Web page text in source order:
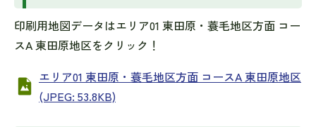
印刷用地図データはエリア01 東田原・蓑毛地区方面 コー
スA 東田原地区をクリック！
エリア01 東田原・蓑毛地区方面 コースA 東田原地区
(JPEG: 53.8KB)